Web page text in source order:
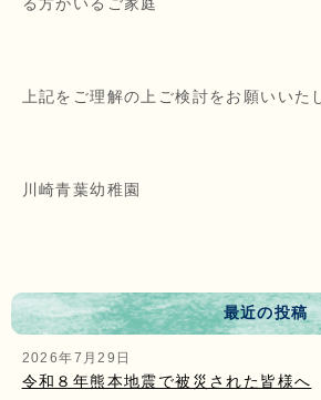
上記をご理解の上ご検討をお願いいた
川崎青葉幼稚園
最近の投稿
令和８年熊本地震で被災された皆様へ
2026年7月29日